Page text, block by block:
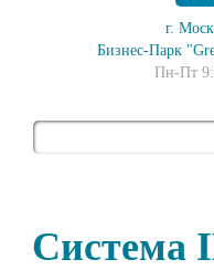
г.
Бизнес-Парк
Пн-Пт
Система